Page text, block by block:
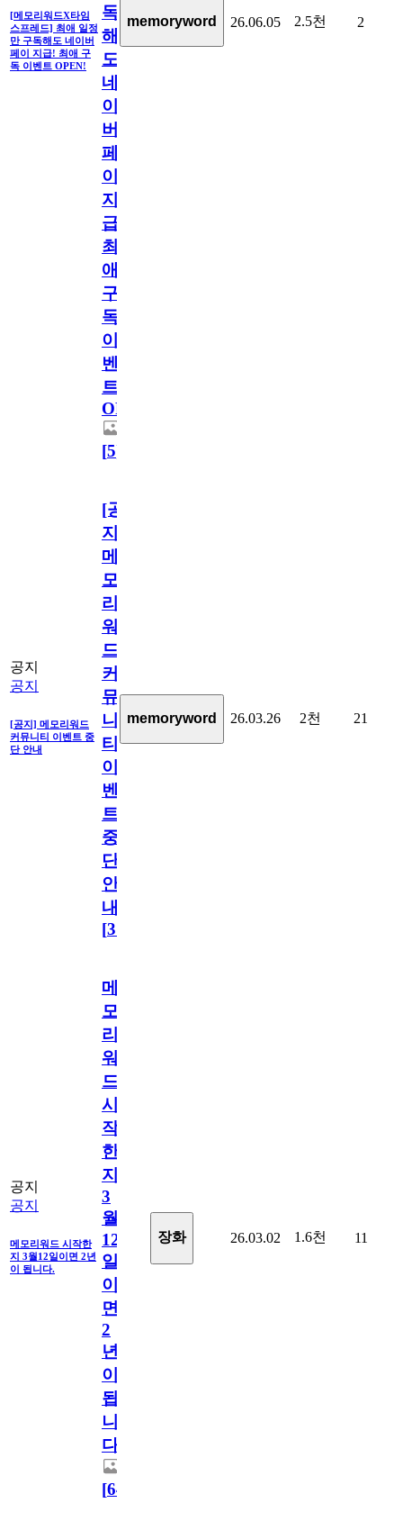
[메모리워드X타임
스프레드] 최애 일정
만 구독해도 네이버
페이 지급! 최애 구
독 이벤트 OPEN!
독
해
도
네
이
버
페
이
지
급!
최
애
구
독
이
벤
트
OPEN!
[5]
memoryword 26.06.05 2.5천 2
공지
공지
[공지] 메모리워드
커뮤니티 이벤트 중
단 안내
[공
지]
메
모
리
워
드
커
뮤
니
티
이
벤
트
중
단
안
내
[31
memoryword 26.03.26 2천 21
공지
공지
메모리워드 시작한
지 3월12일이면 2년
이 됩니다.
메
모
리
워
드
시
작
한
지
3
월
12
일
이
면
2
년
이
됩
니
다.
[64
장화 26.03.02 1.6천 11